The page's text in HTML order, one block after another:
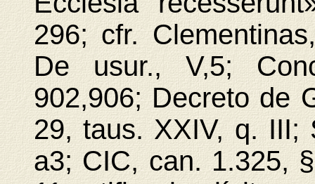
296; cfr.
De usur., V,5;
902,906; Decreto de
29, taus. XXIV, q. III;
a3; CIC, can. 1.325,